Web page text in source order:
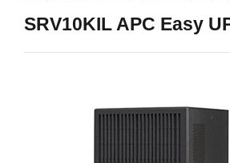
SRV10KIL APC Easy